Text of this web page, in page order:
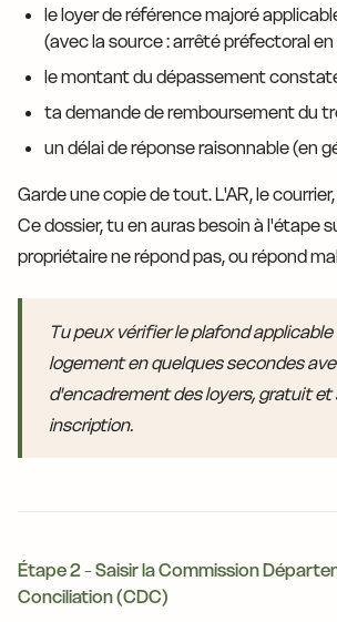
le loyer de référence majoré
(avec la source : arrêté préfectoral
le montant du dépassement
ta demande de remboursement du
un délai de réponse raisonnable (en
Garde une copie de tout. L'AR, le
Ce dossier, tu en auras besoin à l'étape
propriétaire ne répond pas, ou répond
Tu peux vérifier le plafond
logement en quelques secondes
d'encadrement des loyers, gratuit et
inscription.
Étape 2 - Saisir la Commission
Conciliation (CDC)